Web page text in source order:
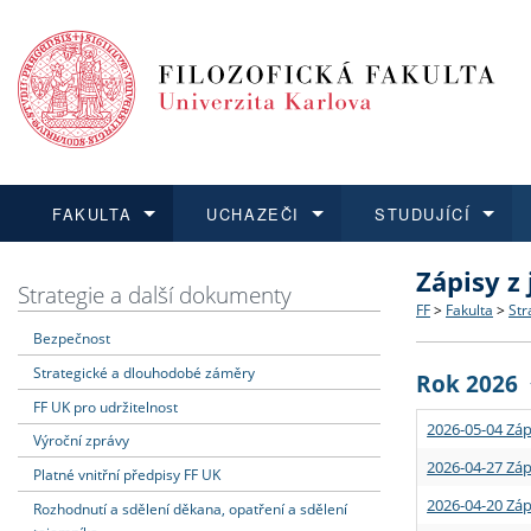
FAKULTA
Dozvědět se více
Struktura
Strategie
Podpora
UCHAZEČI
Podat přihlášku
Co
Učitelské
STUDUJÍCÍ
Dozvědět se více
Rigorózní
Dozvědět se více
O vědě a
Granty a
Dozvědět se více
Aktuální
Strategie a další dokumenty
Bezpečnost
Strategické a dlouhodobé záměry
FF UK pro udržitelnost
Výroční zprávy
Platné vnitřní předpisy FF UK
Rozhodnutí a sdělení děkana, opatření a sdělení
Zápisy
FF > Fakulta >
Rok 2026
2026-05-04
2026-04-27
2026-04-20